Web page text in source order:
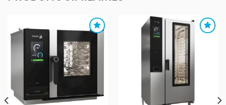
AU DEVIS
AJOUTER
AU DEVIS